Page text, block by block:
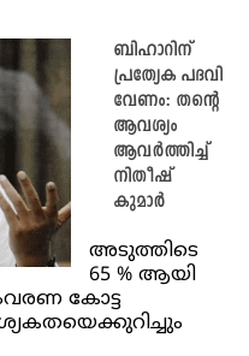
ബിഹാറിന്
പ്രത്യേക പദവി
വേണം: തന്റെ
ആവശ്യം
ആവർത്തിച്ച്
നിതീഷ്
കുമാർ
അടുത്തിടെ
65 % ആയി
കോട്ട